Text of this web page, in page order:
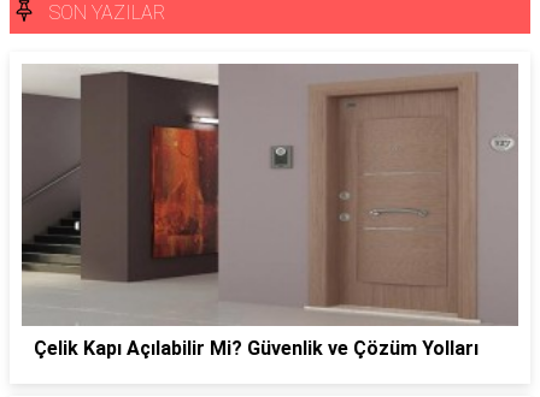
SON YAZILAR
Çelik Kapı Açılabilir Mi? Güvenlik ve Çözüm Yolları